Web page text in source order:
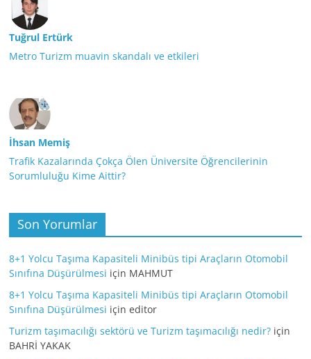
Tuğrul Ertürk
Metro Turizm muavin skandalı ve etkileri
İhsan Memiş
Trafik Kazalarında Çokça Ölen Üniversite Öğrencilerinin
Sorumluluğu Kime Aittir?
Son Yorumlar
8+1 Yolcu Taşıma Kapasiteli Minibüs tipi Araçların Otomobil
Sınıfına Düşürülmesi için MAHMUT
8+1 Yolcu Taşıma Kapasiteli Minibüs tipi Araçların Otomobil
Sınıfına Düşürülmesi içineditor
Turizm taşımacılığı sektörü ve Turizm taşımacılığı nedir? için
BAHRİ YAKAK